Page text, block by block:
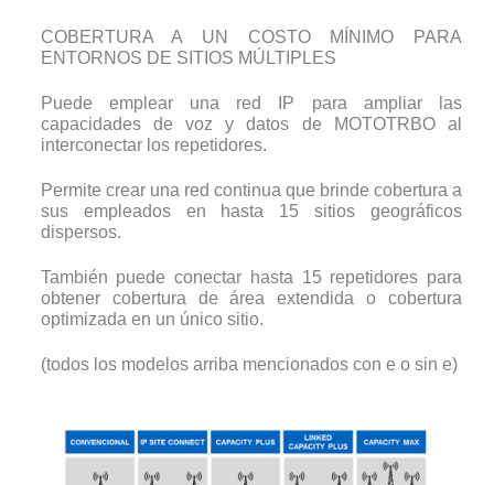
COBERTURA A UN COSTO MÍNIMO PARA
ENTORNOS DE SITIOS MÚLTIPLES
Puede emplear una red IP para ampliar las
capacidades de voz y datos de MOTOTRBO al
interconectar los repetidores.
Permite crear una red continua que brinde cobertura a
sus empleados en hasta 15 sitios geográficos
dispersos.
También puede conectar hasta 15 repetidores para
obtener cobertura de área extendida o cobertura
optimizada en un único sitio.
(todos los modelos arriba mencionados con e o sin e)